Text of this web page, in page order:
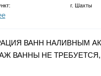
г. Шахты
ВАНН НАЛИВНЫМ
ВАННЫ НЕ